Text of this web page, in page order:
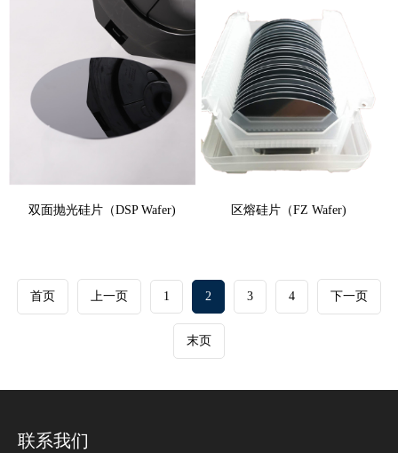
双面抛光硅片（DSP Wafer) 区熔硅片（FZ Wafer)
首页 上一页 1 2 3 4 下一页
末页
联系我们